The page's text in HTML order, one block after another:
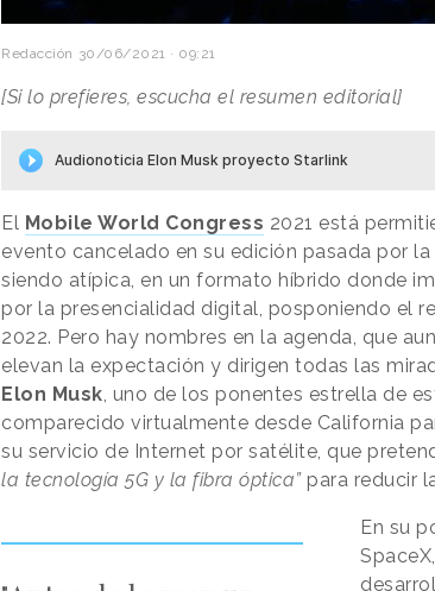
Redacción 30/06/2021 · 09:21
[Si lo prefieres, escucha el resumen editorial]
El Mobile World Congress 2021 está
evento cancelado en su edición pasada por
siendo atípica, en un formato híbrido donde
por la presencialidad digital, posponiendo el
2022. Pero hay nombres en la agenda, que
elevan la expectación y dirigen todas las
Elon Musk , uno de los ponentes estrella de
comparecido virtualmente desde California
su servicio de Internet por satélite, que
la tecnología 5G y la fibra óptica” para reducir
En su